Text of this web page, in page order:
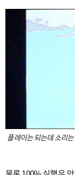
플레이는 되는데 소리